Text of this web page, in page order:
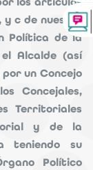
y c de nuestro
Política de la
Alcalde (así
un Concejo
Concejales,
Territoriales
y de la
teniendo su
Político